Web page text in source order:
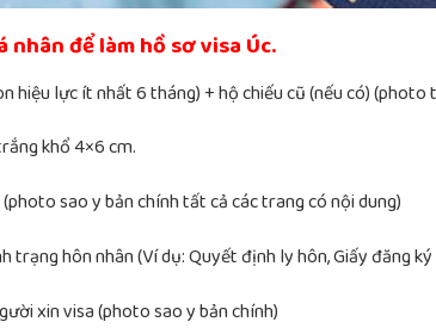
nhân để làm hồ sơ visa Úc.
hiệu lực ít nhất 6 tháng) + hộ chiếu cũ (nếu có)
khổ 4×6 cm.
sao y bản chính tất cả các trang có nội dung)
trạng hôn nhân (Ví dụ: Quyết định ly hôn, Giấy đăng ký
xin visa (photo sao y bản chính)